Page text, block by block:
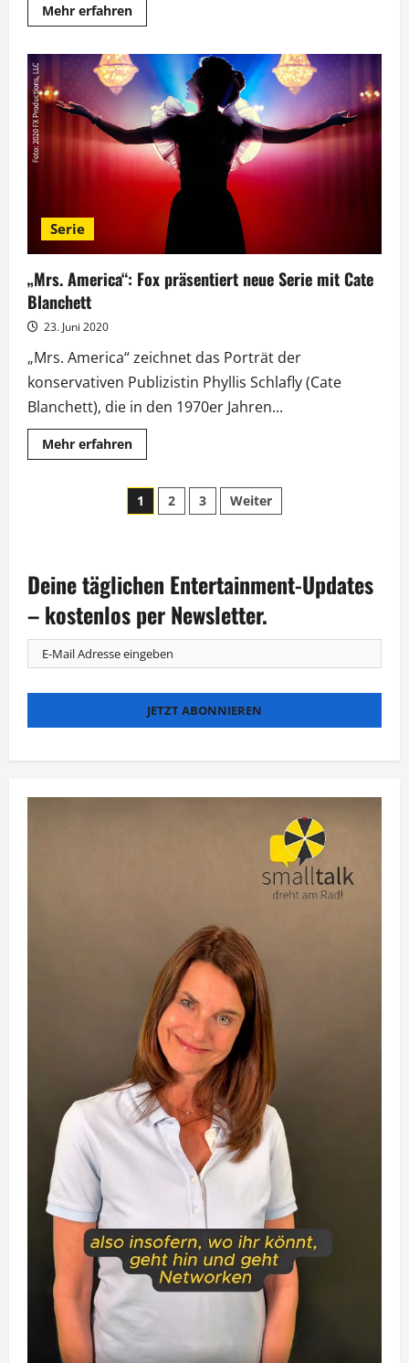
Mehr erfahrenMehr
Informationen
MyWeekend“:
Mit
René
Schudel
durch
Interlaken
Serie
„Mrs. America“: Fox präsentiert neue Serie mit Cate
Blanchett
23. Juni 2020
„Mrs. America“ zeichnet das Porträt der
konservativen Publizistin Phyllis Schlafly (Cate
Blanchett), die in den 1970er Jahren...
Mehr erfahrenMehr
Informationen
America“:
Fox
präsentiert
Blanchett
Seitennummerierung
Beiträge
1 2 3 Weiter
Deine täglichen Entertainment-Updates
– kostenlos per Newsletter.